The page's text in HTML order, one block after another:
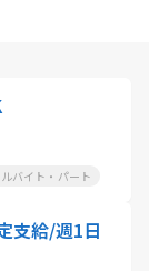
バイト・パート
支給/週1日